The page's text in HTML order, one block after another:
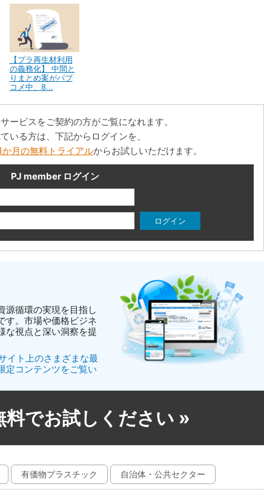
【プラ再生材利用
の義務化】 中間と
りまとめ案がパブ
コメ中、8...
ービスをご契約の方がご覧になれます。
いる方は、下記からログインを、
か月の無料トライアルからお試しいただけます。
PJ member ログイン
源循環の実現を目指し
す。市場や価格ビジネ
な視点と深い洞察を提
イト上のさまざまな最
定コンテンツをご覧い
料でお試しください »
有価物プラスチック 自治体・公共セクター